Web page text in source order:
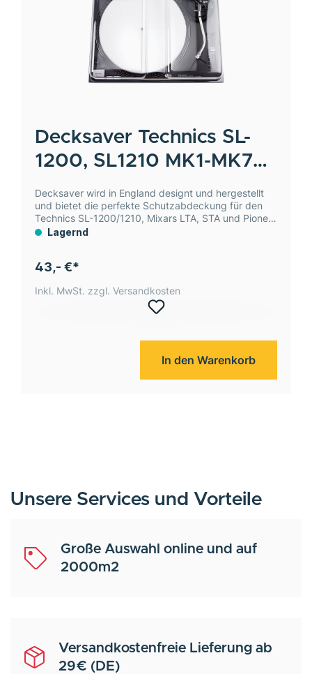
Decksaver Technics SL-
1200, SL1210 MK1-MK7
Staubschutzabdeckung
Decksaver wird in England designt und hergestellt
und bietet die perfekte Schutzabdeckung für den
Technics SL-1200/1210, Mixars LTA, STA und Pioneer
PLX-1000.
Lagernd
43,- €*
Inkl. MwSt. zzgl. Versandkosten
In den Warenkorb
Unsere Services und Vorteile
Große Auswahl online und auf
2000m2
Versandkostenfreie Lieferung ab
29€ (DE)